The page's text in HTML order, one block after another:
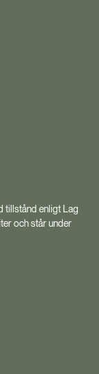
tillstånd enligt Lag
och står under